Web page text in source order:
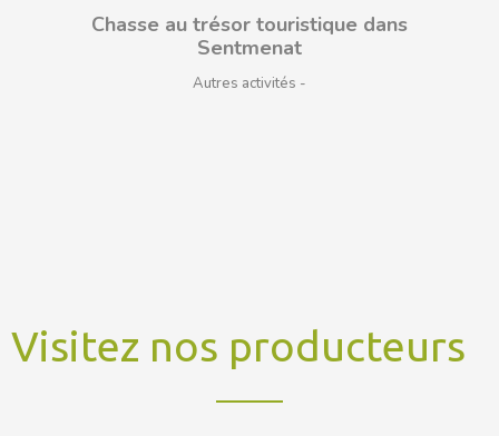
Chasse au trésor touristique dans
Sentmenat
Autres activités
Visitez nos producteurs